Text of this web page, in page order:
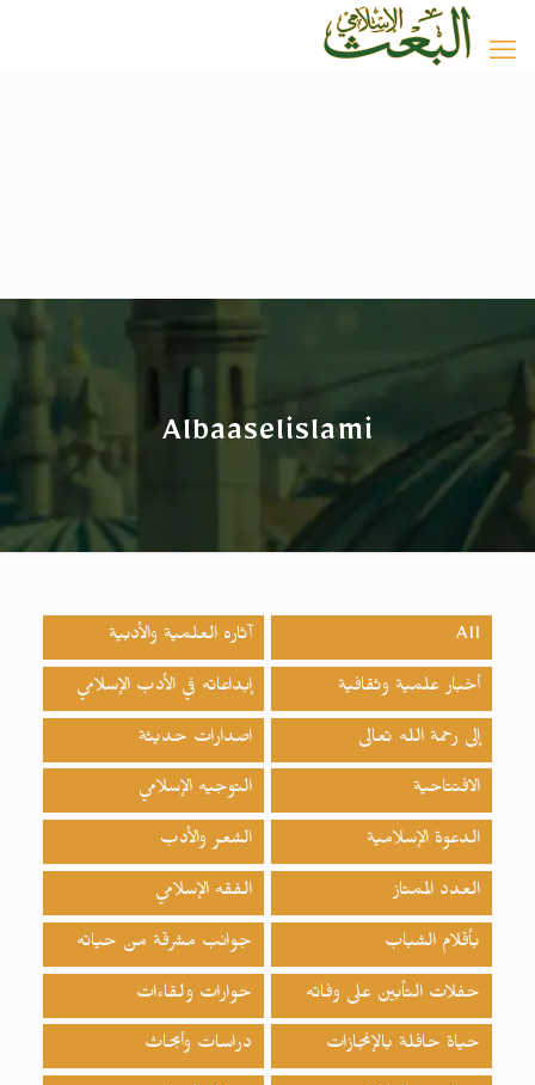
Albaaselislami
All آثاره العلمية والأدبية
أخبار علمية وثقافية إبداعاته في الأدب الإسلامي
إلى رحمة الله تعالى اصدارات حدیثة
الافتتاحية التوجيه الإسلامي
الدعوة الإسلامية الشعر والأدب
العدد الممتاز الفقه الإسلامي
بأقلام الشباب جوانب مشرقة من حياته
حفلات التأبين على وفاته حوارات ولقاءات
حياة حافلة بالإنجازات دراسات وأبحاث